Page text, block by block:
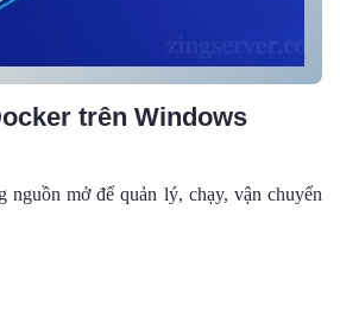
trên Windows
nguồn mở để quản lý, chạy, vận chuyển